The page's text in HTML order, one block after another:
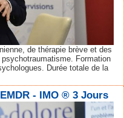
de thérapie brève et des
Formation
Durée totale de la
- IMO ® 3 Jours